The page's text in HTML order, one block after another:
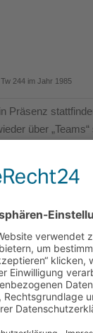
Tw 244 im Jahr 1985
Präsenz
über
oder
Teilnahme
Mai 2023, 18
des Links
Browser